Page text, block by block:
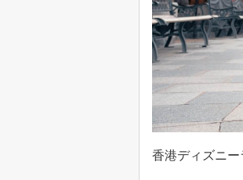
香港ディズニー